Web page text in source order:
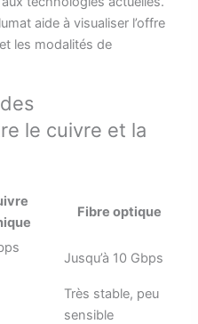
aide à visualiser l’offre
les modalités de
le cuivre et la
Fibre optique
Jusqu’à 10 Gbps
Très stable, peu
sensible